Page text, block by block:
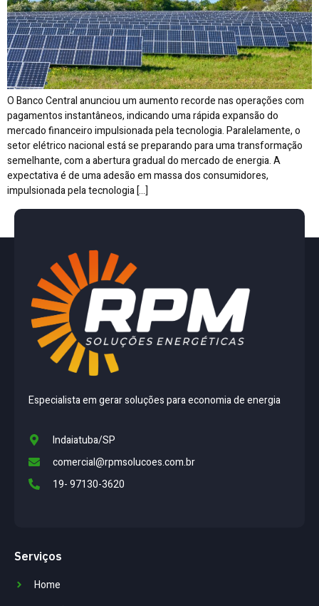
O Banco Central anunciou um aumento recorde nas operações com
pagamentos instantâneos, indicando uma rápida expansão do
mercado financeiro impulsionada pela tecnologia. Paralelamente, o
setor elétrico nacional está se preparando para uma transformação
semelhante, com a abertura gradual do mercado de energia. A
expectativa é de uma adesão em massa dos consumidores,
impulsionada pela tecnologia […]
Especialista em gerar soluções para economia de energia
Indaiatuba/SP
comercial@rpmsolucoes.com.br
19- 97130-3620
Serviços
Home